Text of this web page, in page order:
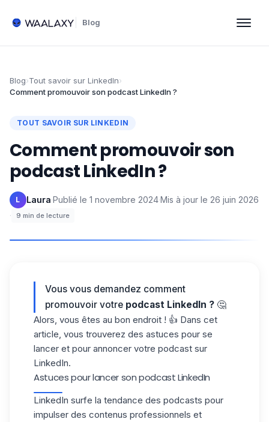
Blog
Blog›Tout savoir sur LinkedIn›
Comment promouvoir son podcast LinkedIn ?
TOUT SAVOIR SUR LINKEDIN
Comment promouvoir son
podcast LinkedIn ?
L Laura·Publié le 1 novembre 2024·Mis à jour le 26 juin 2026
·
9 min de lecture
Vous vous demandez comment
promouvoir votre podcast LinkedIn ? 🤔
Alors, vous êtes au bon endroit ! 👍 Dans cet
article, vous trouverez des astuces pour se
lancer et pour annoncer votre podcast sur
LinkedIn.
Astuces pour lancer son podcast LinkedIn
LinkedIn surfe la tendance des podcasts pour
impulser des contenus professionnels et